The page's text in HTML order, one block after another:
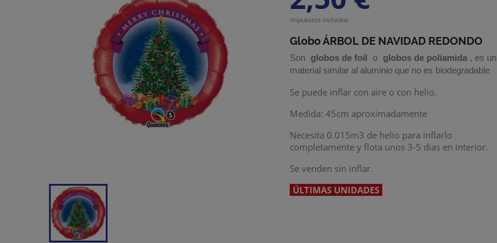
Impuestos incluidos
Globo ÁRBOL DE NAVIDAD REDONDO
Son globos de foil o globos de poliamida , es un
material similar al aluminio que no es biodegradable
Se puede inflar con aire o con helio.
Medida: 45cm aproximadamente
Necesita 0.015m3 de helio para inflarlo
completamente y flota unos 3-5 dias en interior.
Se venden sin inflar.
ÚLTIMAS UNIDADES